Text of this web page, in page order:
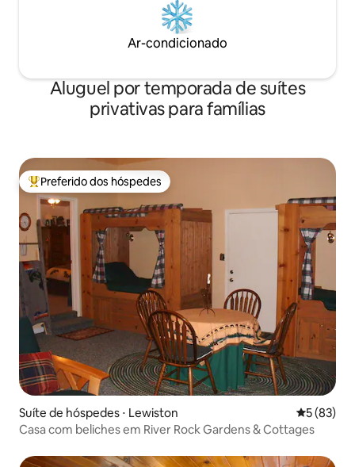
Ar-condicionado
Aluguel por temporada de suítes
privativas para famílias
Entre os melhores preferidos dos hóspedes
Preferido dos hóspedes
Suíte de hóspedes ⋅ Lewiston 5 de uma
5 (83)
Casa com beliches em River Rock Gardens & Cottages